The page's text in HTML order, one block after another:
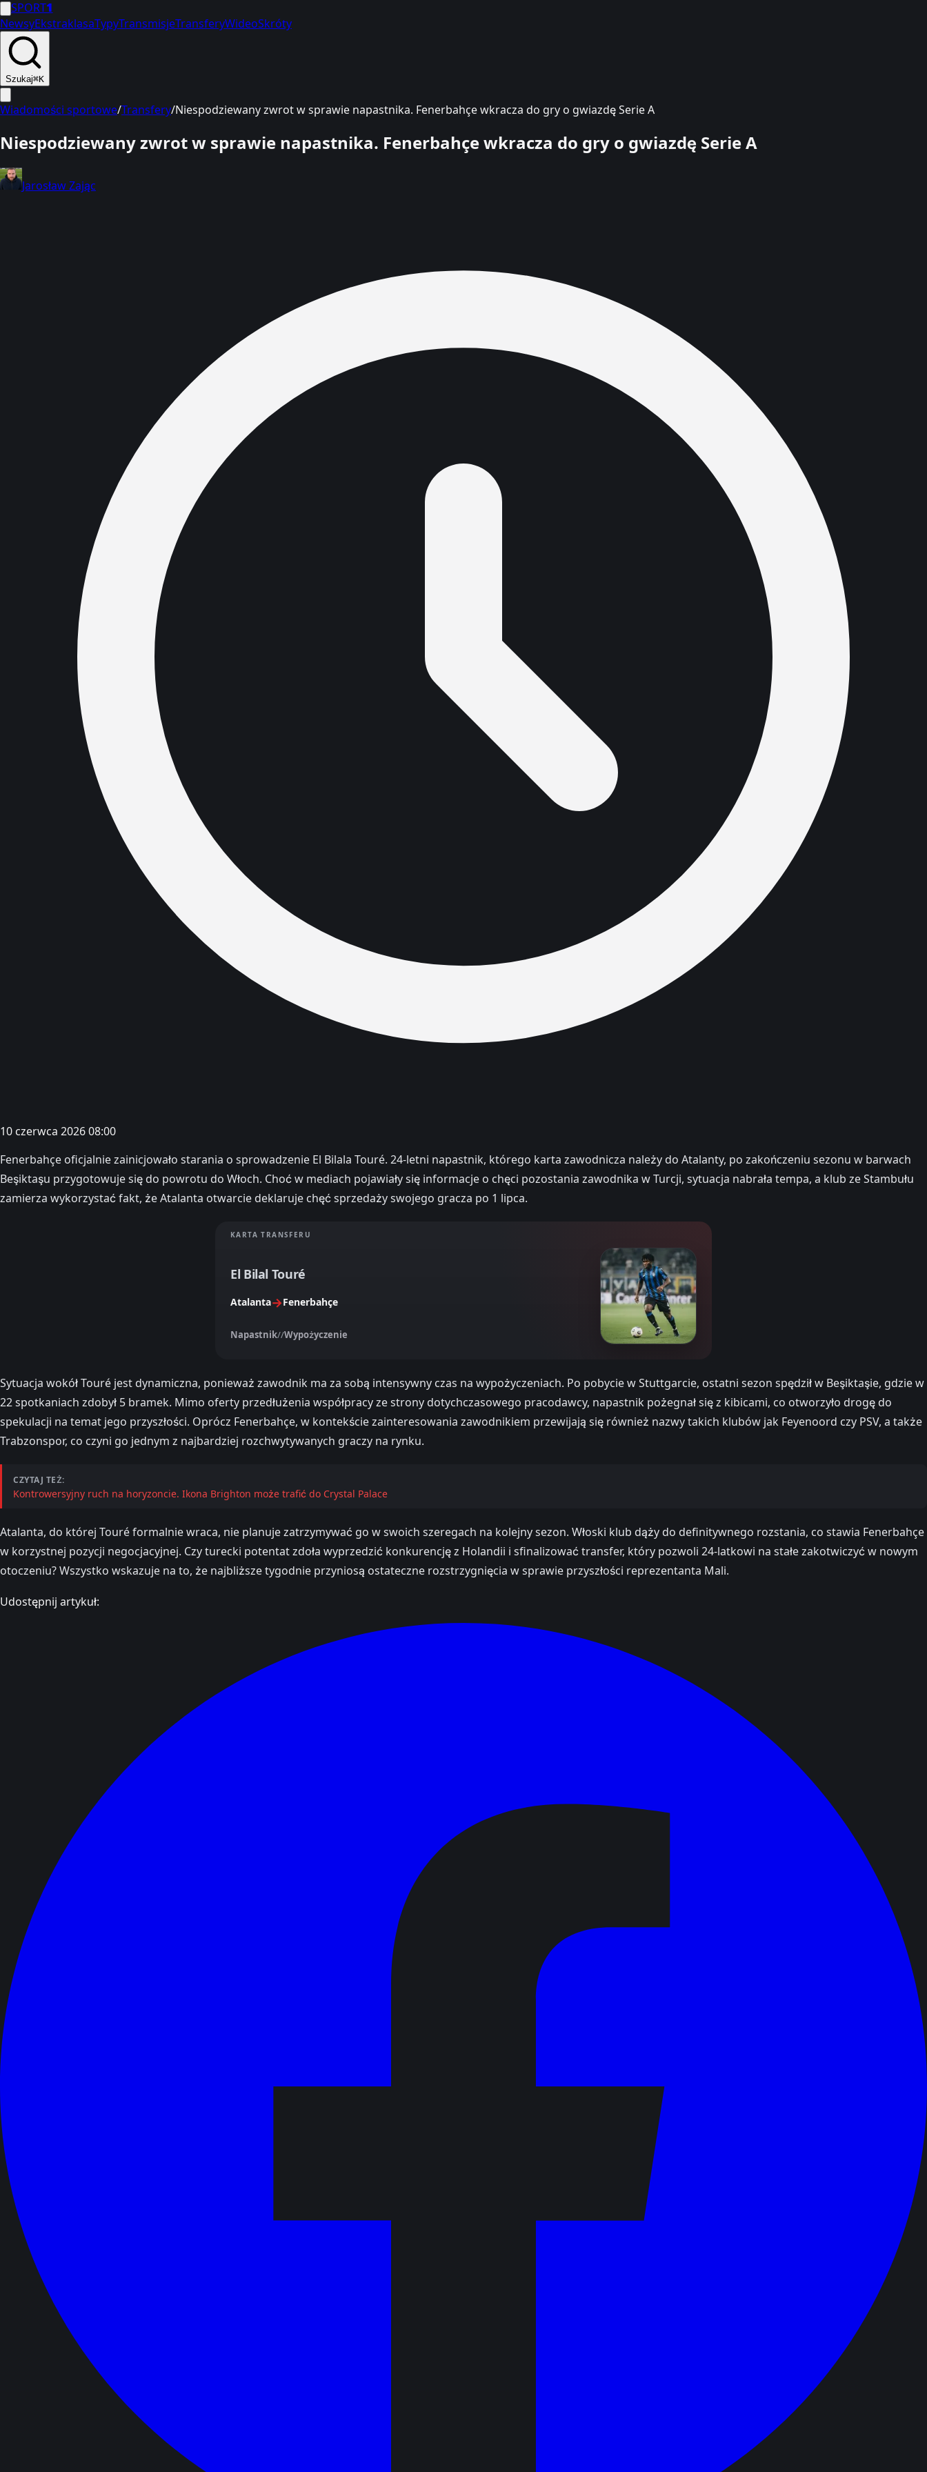
SPORT1
NewsyEkstraklasaTypyTransmisjeTransferyWideoSkróty
Szukaj⌘K
Wiadomości sportowe/Transfery/Niespodziewany zwrot w sprawie napastnika. Fenerbahçe wkracza do gry o gwiazdę Serie A
Niespodziewany zwrot w sprawie napastnika. Fenerbahçe wkracza do gry o gwiazdę Serie A
Jarosław Zając
10 czerwca 2026 08:00
Fenerbahçe oficjalnie zainicjowało starania o sprowadzenie El Bilala Touré. 24-letni napastnik, którego karta zawodnicza należy do Atalanty, po zakończeniu sezonu w barwach
Beşiktaşu przygotowuje się do powrotu do Włoch. Choć w mediach pojawiały się informacje o chęci pozostania zawodnika w Turcji, sytuacja nabrała tempa, a klub ze Stambułu
zamierza wykorzystać fakt, że Atalanta otwarcie deklaruje chęć sprzedaży swojego gracza po 1 lipca.
KARTA TRANSFERU
El Bilal Touré
Atalanta→Fenerbahçe
Napastnik//Wypożyczenie
Sytuacja wokół Touré jest dynamiczna, ponieważ zawodnik ma za sobą intensywny czas na wypożyczeniach. Po pobycie w Stuttgarcie, ostatni sezon spędził w Beşiktaşie, gdzie w
22 spotkaniach zdobył 5 bramek. Mimo oferty przedłużenia współpracy ze strony dotychczasowego pracodawcy, napastnik pożegnał się z kibicami, co otworzyło drogę do
spekulacji na temat jego przyszłości. Oprócz Fenerbahçe, w kontekście zainteresowania zawodnikiem przewijają się również nazwy takich klubów jak Feyenoord czy PSV, a także
Trabzonspor, co czyni go jednym z najbardziej rozchwytywanych graczy na rynku.
CZYTAJ TEŻ:
Kontrowersyjny ruch na horyzoncie. Ikona Brighton może trafić do Crystal Palace
Atalanta, do której Touré formalnie wraca, nie planuje zatrzymywać go w swoich szeregach na kolejny sezon. Włoski klub dąży do definitywnego rozstania, co stawia Fenerbahçe
w korzystnej pozycji negocjacyjnej. Czy turecki potentat zdoła wyprzedzić konkurencję z Holandii i sfinalizować transfer, który pozwoli 24-latkowi na stałe zakotwiczyć w nowym
otoczeniu? Wszystko wskazuje na to, że najbliższe tygodnie przyniosą ostateczne rozstrzygnięcia w sprawie przyszłości reprezentanta Mali.
Udostępnij artykuł: